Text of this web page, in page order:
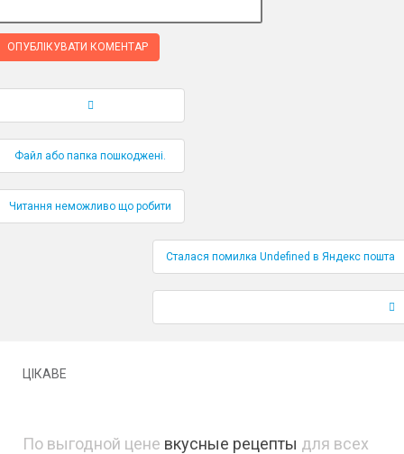
по публікаціям
Файл або папка пошкоджені.
Читання неможливо що робити
Сталася помилка Undefined в Яндекс пошта
ЦІКАВЕ
По выгодной цене вкусные рецепты для всех